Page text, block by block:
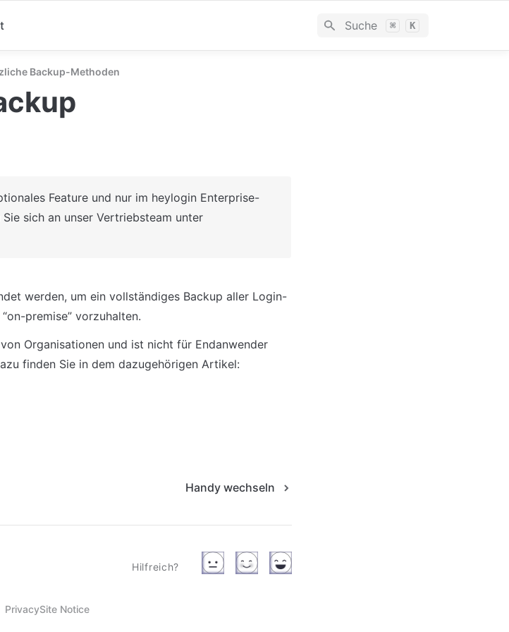
Suche ⌘ K
Backup-Methoden
Feature und nur im heylogin Enterprise-
werden, um ein vollständiges Backup aller Login-
premise” vorzuhalten.
Organisationen und ist nicht für Endanwender
finden Sie in dem dazugehörigen Artikel:
Handy wechseln
Hilfreich?
PrivacySite Notice